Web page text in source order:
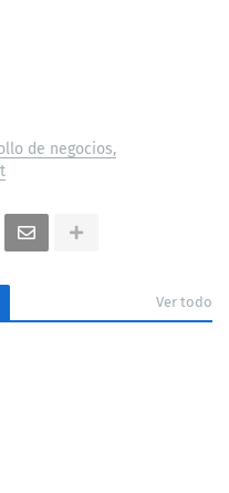
de negocios
Ver todo